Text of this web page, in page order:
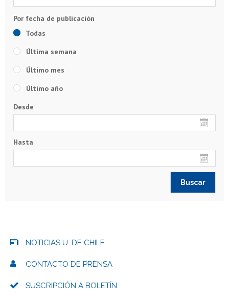
Todas
Última semana
Último mes
Último año
Desde
Hasta
NOTICIAS U. DE CHILE
CONTACTO DE PRENSA
SUSCRIPCIÓN A BOLETÍN